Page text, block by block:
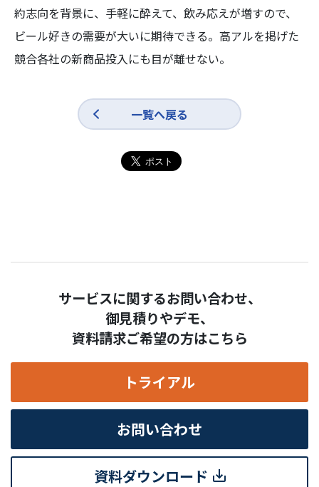
約志向を背景に、手軽に酔えて、飲み応えが増すので、
ビール好きの需要が大いに期待できる。高アルを掲げた
競合各社の新商品投入にも目が離せない。
一覧へ戻る
サービスに関するお問い合わせ、
御見積りやデモ、
資料請求ご希望の方はこちら
トライアル
お問い合わせ
資料ダウンロード